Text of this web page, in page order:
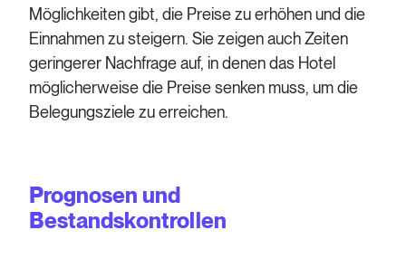
Möglichkeiten gibt, die Preise zu erhöhen und die
Einnahmen zu steigern. Sie zeigen auch Zeiten
geringerer Nachfrage auf, in denen das Hotel
möglicherweise die Preise senken muss, um die
Belegungsziele zu erreichen.
Prognosen und
Bestandskontrollen